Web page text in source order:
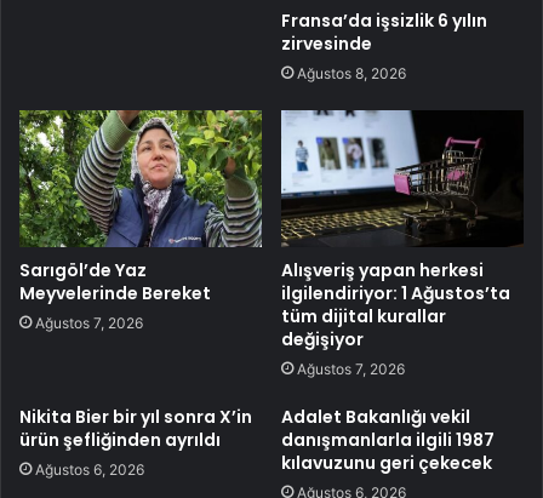
Fransa’da işsizlik 6 yılın
zirvesinde
Ağustos 8, 2026
Sarıgöl’de Yaz
Meyvelerinde Bereket
Ağustos 7, 2026
Alışveriş yapan herkesi
ilgilendiriyor: 1 Ağustos’ta
tüm dijital kurallar
değişiyor
Ağustos 7, 2026
Nikita Bier bir yıl sonra X’in
ürün şefliğinden ayrıldı
Ağustos 6, 2026
Adalet Bakanlığı vekil
danışmanlarla ilgili 1987
kılavuzunu geri çekecek
Ağustos 6, 2026